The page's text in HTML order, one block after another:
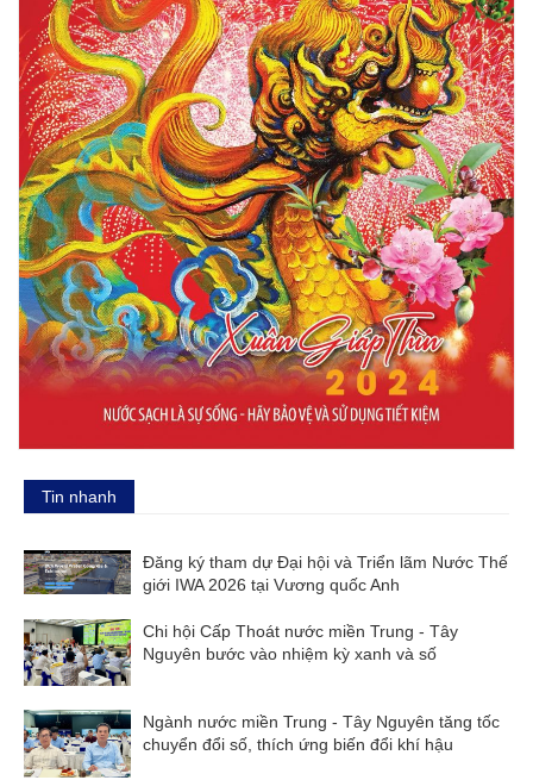
Tin nhanh
Đăng ký tham dự Đại hội và Triển lãm Nước Thế
giới IWA 2026 tại Vương quốc Anh
Chi hội Cấp Thoát nước miền Trung - Tây
Nguyên bước vào nhiệm kỳ xanh và số
Ngành nước miền Trung - Tây Nguyên tăng tốc
chuyển đổi số, thích ứng biến đổi khí hậu